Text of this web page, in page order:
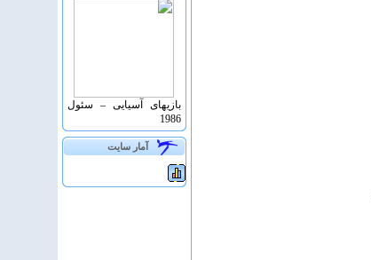
بازیهای آسیایی – سئول
1986
آمار سايت